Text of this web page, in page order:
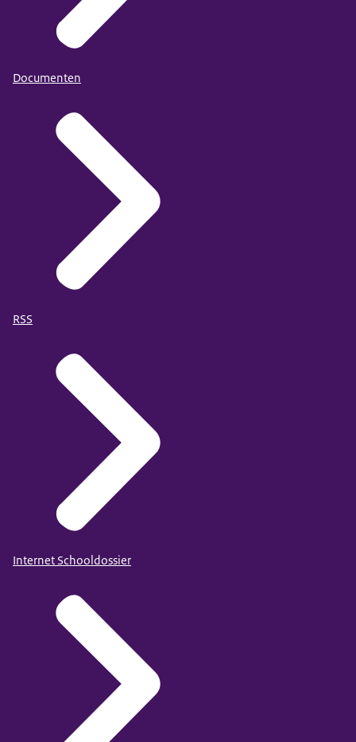
Documenten
RSS
Internet Schooldossier